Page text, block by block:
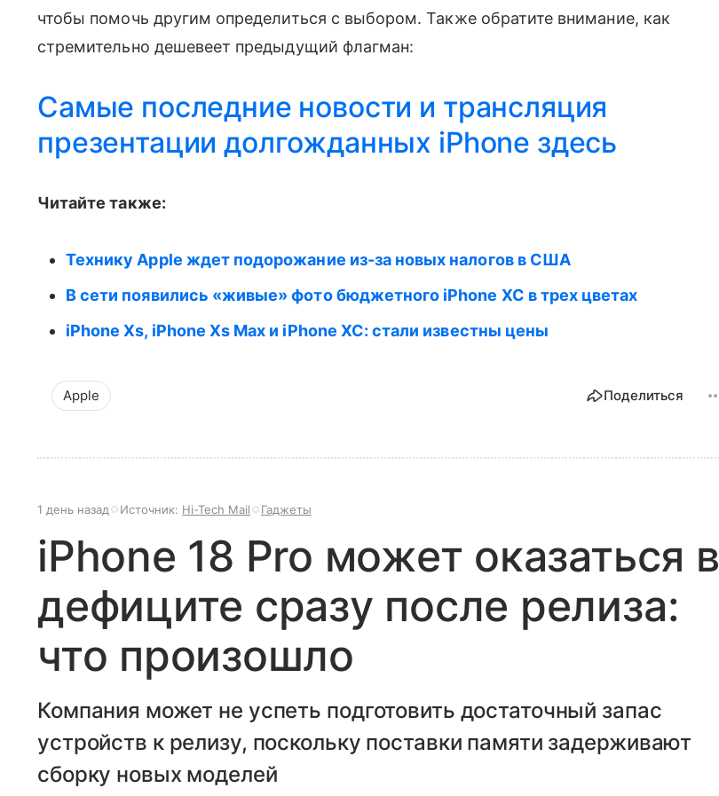
чтобы помочь другим определиться с выбором. Также обратите внимание, как
стремительно дешевеет предыдущий флагман:
Самые последние новости и трансляция
презентации долгожданных iPhone здесь
Читайте также:
Технику Apple ждет подорожание из-за новых налогов в США
В сети появились «живые» фото бюджетного iPhone XC в трех цветах
iPhone Xs, iPhone Xs Max и iPhone XC: стали известны цены
Apple Поделиться
1 день назад Источник: Hi-Tech Mail Гаджеты
iPhone 18 Pro может оказаться в
дефиците сразу после релиза:
что произошло
Компания может не успеть подготовить достаточный запас
устройств к релизу, поскольку поставки памяти задерживают
сборку новых моделей